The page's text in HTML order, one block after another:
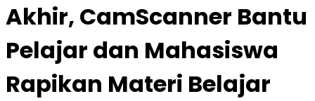
Akhir, CamScanner Bantu
Pelajar dan Mahasiswa
Rapikan Materi Belajar